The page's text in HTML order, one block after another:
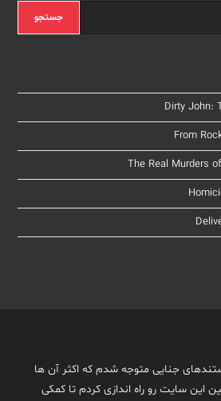
جستجو
جنایی متوجه شدم که اکثر آن ها
این سایت رو راه اندازی کردم تا کمکی